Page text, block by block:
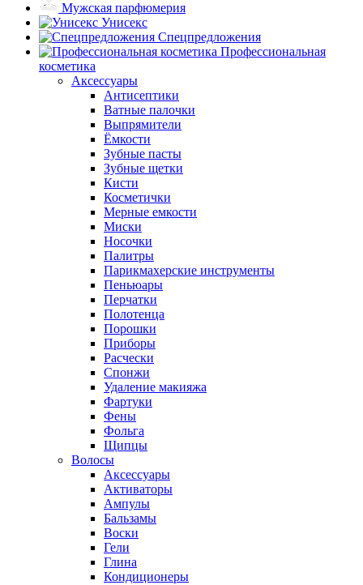
Мужская парфюмерия
Унисекс
Спецпредложения
Профессиональная
косметика
Аксессуары
Антисептики
Ватные палочки
Выпрямители
Ёмкости
Зубные пасты
Зубные щетки
Кисти
Косметички
Мерные емкости
Миски
Носочки
Палитры
Парикмахерские инструменты
Пеньюары
Перчатки
Полотенца
Порошки
Приборы
Расчески
Спонжи
Удаление макияжа
Фартуки
Фены
Фольга
Щипцы
Волосы
Аксессуары
Активаторы
Ампулы
Бальзамы
Воски
Гели
Глина
Кондиционеры